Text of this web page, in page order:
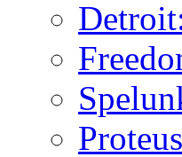
Proteus